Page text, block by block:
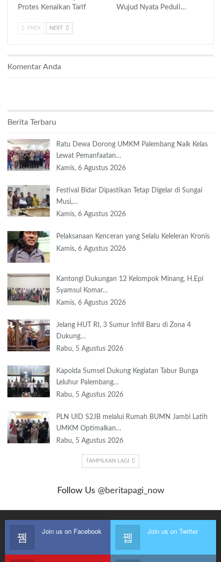
Protes Kenaikan Tarif
Wujud Nyata Peduli…
PREV NEXT
Komentar Anda
Berita Terbaru
Ratu Dewa Dorong UMKM Palembang Naik Kelas
Lewat Pemanfaatan…
Kamis, 6 Agustus 2026
Festival Bidar Dipastikan Tetap Digelar di Sungai
Musi,…
Kamis, 6 Agustus 2026
Pelaksanaan Kenceran yang Selalu Keleleran Kronis
Kamis, 6 Agustus 2026
Kantongi Dukungan 12 Kelompok Minang, H.Epi
Syamsul Komar…
Kamis, 6 Agustus 2026
Jelang HUT RI, 3 Sumur Infill Baru di Zona 4
Dukung…
Rabu, 5 Agustus 2026
Kapolda Sumsel Dukung Kegiatan Tabur Bunga
Leluhur Palembang…
Rabu, 5 Agustus 2026
PLN UID S2JB melalui Rumah BUMN Jambi Latih
UMKM Optimalkan…
Rabu, 5 Agustus 2026
TAMPILKAN LAGI
Follow Us @beritapagi_now
Join us on Facebook Join us on Twitter